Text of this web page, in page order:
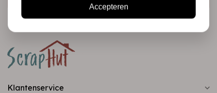
Klantenservice
Accepteren